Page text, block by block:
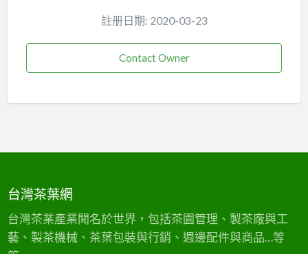
註册日期: 2020-03-23
Contact Owner
台灣茶葉網
台灣茶業產業聞名於世界，包括茶園管理、製茶廠與工
藝、製茶機械、茶葉包裝與行銷、週邊配件與商品…等